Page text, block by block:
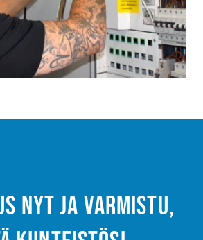
nyt ja varmistu,